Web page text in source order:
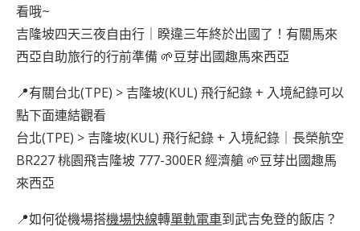
看哦~
吉隆坡四天三夜自由行｜睽違三年終於出國了！有關馬來
西亞自助旅行的行前準備 🌱豆芽出國趣馬來西亞
📍有關台北(TPE) > 吉隆坡(KUL) 飛行紀錄 + 入境紀錄可以
點下面連結觀看
台北(TPE) > 吉隆坡(KUL) 飛行紀錄 + 入境紀錄｜長榮航空
BR227 桃園飛吉隆坡 777-300ER 經濟艙 🌱豆芽出國趣馬
來西亞
📍如何從機場搭機場快線轉單軌電車到武吉免登的飯店？